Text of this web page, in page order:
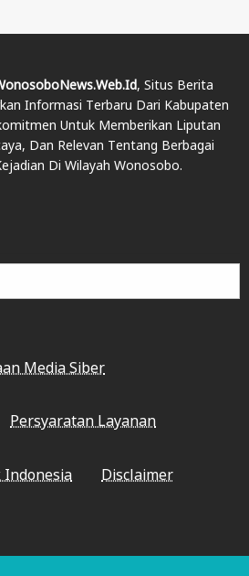
, Situs Berita
Informasi Terbaru Dari Kabupaten
Untuk Memberikan Liputan
Dan Relevan Tentang Berbagai
Di Wilayah Wonosobo.
Media Siber
Persyaratan Layanan
Indonesia Disclaimer